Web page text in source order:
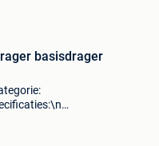
basisdrager